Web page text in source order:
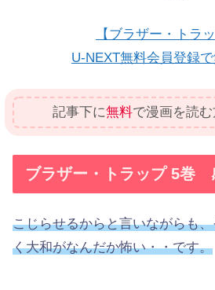
【ブラザー・トラ
U-NEXT無料会員登録
記事下に無料で漫画を読
ブラザー・トラップ 5巻
こじらせるからと言いながらも
く大和がなんだか怖い・・です。